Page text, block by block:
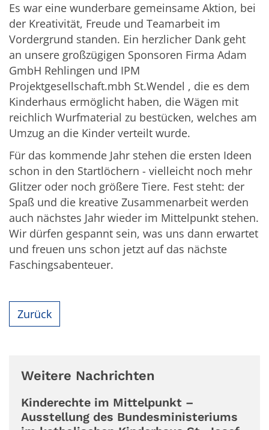
Es war eine wunderbare gemeinsame Aktion, bei
der Kreativität, Freude und Teamarbeit im
Vordergrund standen. Ein herzlicher Dank geht
an unsere großzügigen Sponsoren Firma Adam
GmbH Rehlingen und IPM
Projektgesellschaft.mbh St.Wendel , die es dem
Kinderhaus ermöglicht haben, die Wägen mit
reichlich Wurfmaterial zu bestücken, welches am
Umzug an die Kinder verteilt wurde.
Für das kommende Jahr stehen die ersten Ideen
schon in den Startlöchern - vielleicht noch mehr
Glitzer oder noch größere Tiere. Fest steht: der
Spaß und die kreative Zusammenarbeit werden
auch nächstes Jahr wieder im Mittelpunkt stehen.
Wir dürfen gespannt sein, was uns dann erwartet
und freuen uns schon jetzt auf das nächste
Faschingsabenteuer.
Zurück
Weitere Nachrichten
Kinderechte im Mittelpunkt –
Ausstellung des Bundesministeriums